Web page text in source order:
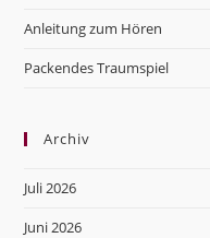
Anleitung zum Hören
Packendes Traumspiel
Archiv
Juli 2026
Juni 2026